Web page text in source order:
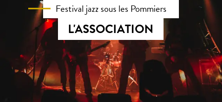
Festival jazz sous les Pommiers
L'ASSOCIATION